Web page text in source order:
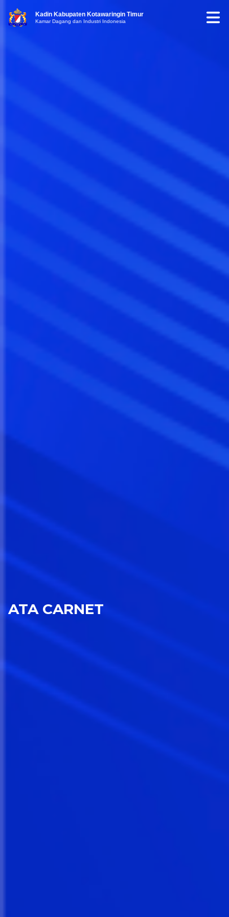
Kadin Kabupaten Kotawaringin Timur
Kamar Dagang dan Industri Indonesia
ATA CARNET